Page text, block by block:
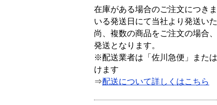
在庫がある場合のご注文につき
いる発送日にて当社より発送い
尚、複数の商品をご注文の場合
発送となります。
※配送業者は「佐川急便」また
けます
⇒配送について詳しくはこちら